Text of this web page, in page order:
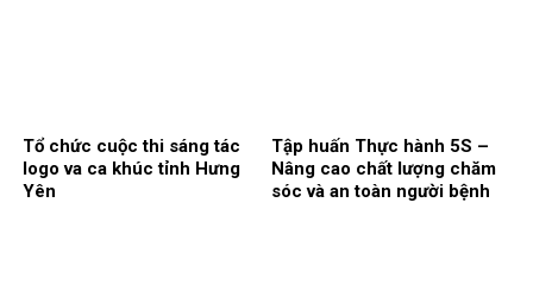
Tổ chức cuộc thi sáng tác
logo va ca khúc tỉnh Hưng
Yên
Tập huấn Thực hành 5S –
Nâng cao chất lượng chăm
sóc và an toàn người bệnh